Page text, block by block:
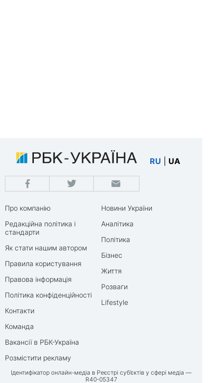
RU UA
Про компанію
Редакційна політика і
стандарти
Як стати нашим автором
Правила користування
Правова інформація
Політика конфіденційності
Контакти
Команда
Вакансії в РБК-Україна
Розмістити рекламу
Новини України
Аналітика
Політика
Бізнес
Життя
Розваги
Lifestyle
Ідентифікатор онлайн-медіа в Реєстрі суб’єктів у сфері медіа —
R40-05347